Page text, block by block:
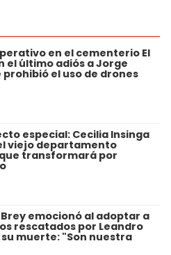
en el cementerio El
el último adiós a Jorge
prohibió el uso de drones
especial: Cecilia Insinga
viejo departamento
transformará por
emocionó al adoptar a
rescatados por Leandro
su muerte: "Son nuestra